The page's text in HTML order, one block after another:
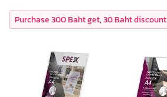
Purchase 300 Baht get, 30 Baht discount